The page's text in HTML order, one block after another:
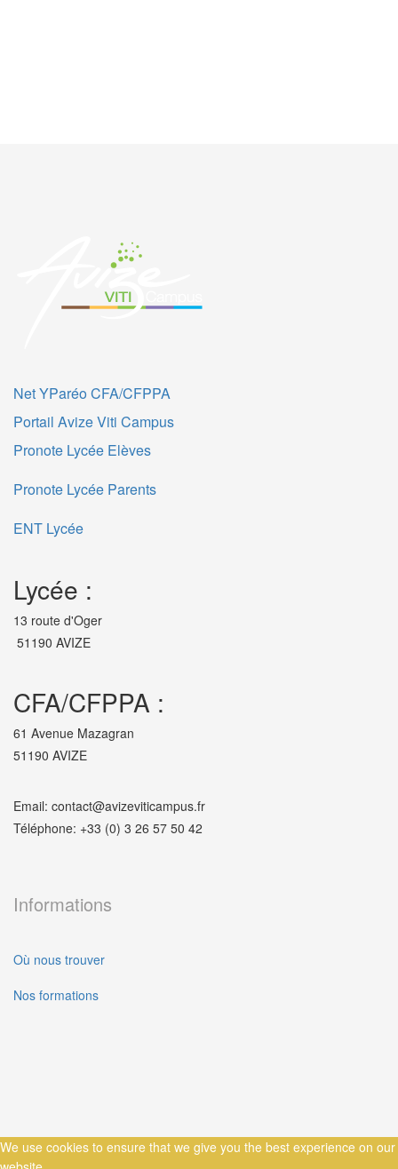
Net YParéo CFA/CFPPA
Portail Avize Viti Campus
Pronote Lycée Elèves
Pronote Lycée Parents
ENT Lycée
Lycée :
13 route d'Oger
51190 AVIZE
CFA/CFPPA :
61 Avenue Mazagran
51190 AVIZE
Email: contact@avizeviticampus.fr
Téléphone: +33 (0) 3 26 57 50 42
Informations
Où nous trouver
Nos formations
We use cookies to ensure that we give you the best experience on our